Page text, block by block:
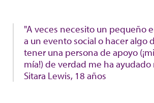
"A veces necesito un pequeño
a un evento social o hacer algo
tener una persona de apoyo
mía!) de verdad me ha ayudado
Sitara Lewis, 18 años